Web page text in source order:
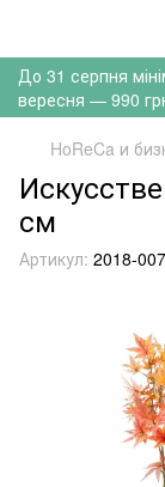
До 31 серпня
вересня — 990
HoReCa и
см
Артикул: 2018-007